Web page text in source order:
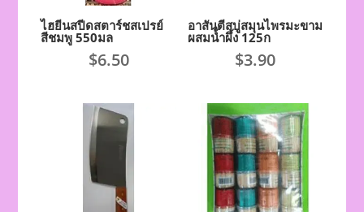
ไฮยีนสปีดสตาร์ชสเปรย์
สีชมพู 550มล
$6.50
อาสันตีสบู่สมุนไพรมะขาม
ผสมน้ำผึ้ง 125ก
$3.90